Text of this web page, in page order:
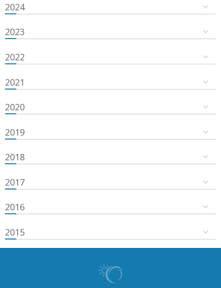
2024
2023
2022
2021
2020
2019
2018
2017
2016
2015